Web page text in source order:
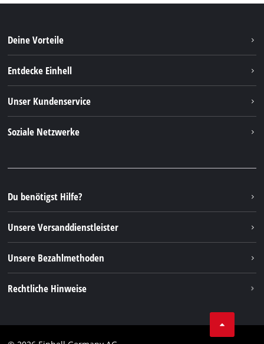
Deine Vorteile
Entdecke Einhell
Nachhaltigkeit
Unser Kundenservice
FAQs
Rücksendungen / Widerruf
Verpackungsrichtlinien
Hinweise zur Batterieentsorgung
Vertrag widerrufen
Soziale Netzwerke
Instagram
TikTok
Pinterest
Linkedin
Du benötigst Hilfe?
Unsere Versanddienstleister
Unsere Bezahlmethoden
Rechtliche Hinweise